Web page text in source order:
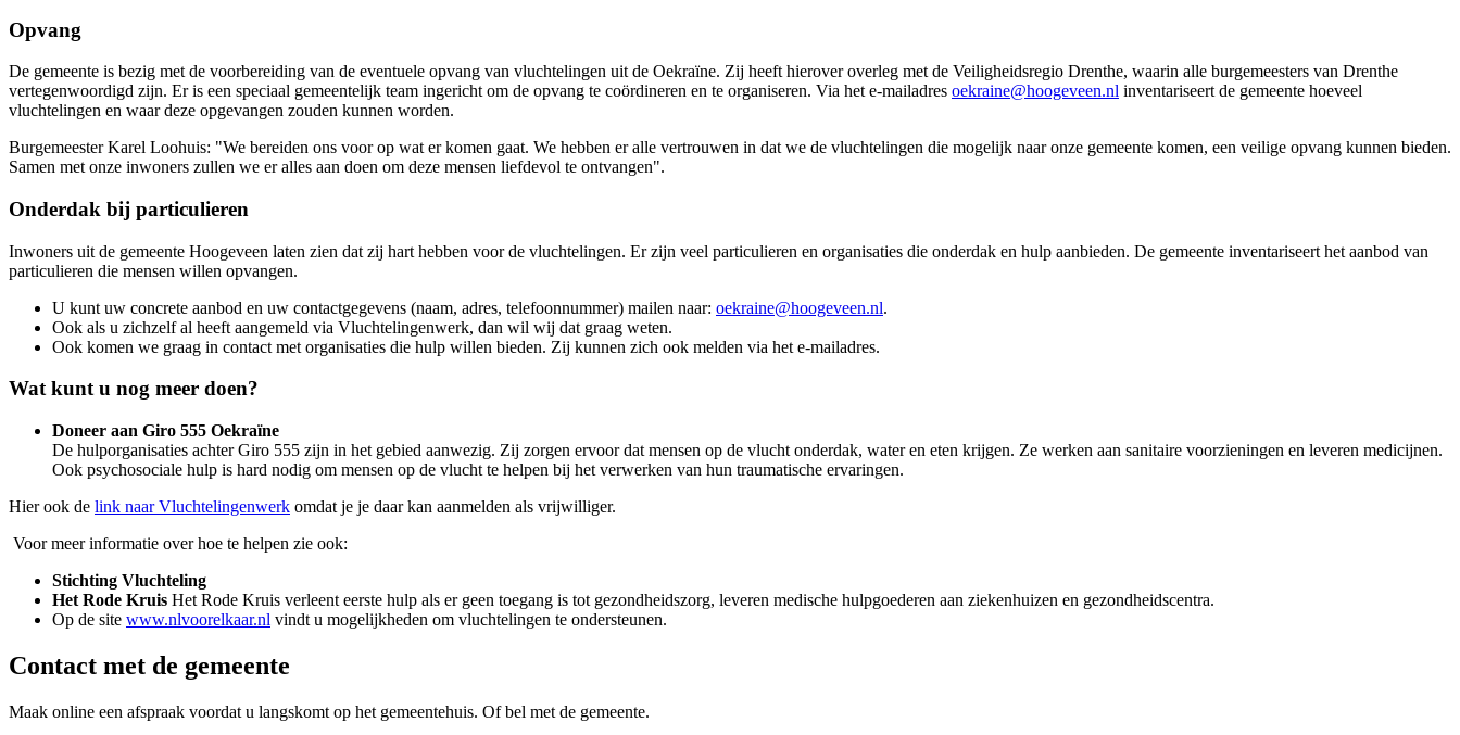
Opvang
De gemeente is bezig met de voorbereiding van de eventuele opvang van vluchtelingen uit de Oekraïne. Zij heeft hierover overleg met de Veiligheidsregio Drenthe, waarin alle burgemeesters van Drenthe
vertegenwoordigd zijn. Er is een speciaal gemeentelijk team ingericht om de opvang te coördineren en te organiseren. Via het e-mailadres oekraine@hoogeveen.nl inventariseert de gemeente hoeveel
vluchtelingen en waar deze opgevangen zouden kunnen worden.
Burgemeester Karel Loohuis: "We bereiden ons voor op wat er komen gaat. We hebben er alle vertrouwen in dat we de vluchtelingen die mogelijk naar onze gemeente komen, een veilige opvang kunnen bieden.
Samen met onze inwoners zullen we er alles aan doen om deze mensen liefdevol te ontvangen".
Onderdak bij particulieren
Inwoners uit de gemeente Hoogeveen laten zien dat zij hart hebben voor de vluchtelingen. Er zijn veel particulieren en organisaties die onderdak en hulp aanbieden. De gemeente inventariseert het aanbod van
particulieren die mensen willen opvangen.
U kunt uw concrete aanbod en uw contactgegevens (naam, adres, telefoonnummer) mailen naar: oekraine@hoogeveen.nl.
Ook als u zichzelf al heeft aangemeld via Vluchtelingenwerk, dan wil wij dat graag weten.
Ook komen we graag in contact met organisaties die hulp willen bieden. Zij kunnen zich ook melden via het e-mailadres.
Wat kunt u nog meer doen?
Doneer aan Giro 555 Oekraïne
De hulporganisaties achter Giro 555 zijn in het gebied aanwezig. Zij zorgen ervoor dat mensen op de vlucht onderdak, water en eten krijgen. Ze werken aan sanitaire voorzieningen en leveren medicijnen.
Ook psychosociale hulp is hard nodig om mensen op de vlucht te helpen bij het verwerken van hun traumatische ervaringen.
Hier ook de link naar Vluchtelingenwerk omdat je je daar kan aanmelden als vrijwilliger.
Voor meer informatie over hoe te helpen zie ook:
Stichting Vluchteling
Het Rode Kruis Het Rode Kruis verleent eerste hulp als er geen toegang is tot gezondheidszorg, leveren medische hulpgoederen aan ziekenhuizen en gezondheidscentra.
Op de site www.nlvoorelkaar.nl vindt u mogelijkheden om vluchtelingen te ondersteunen.
Contact met de gemeente
Maak online een afspraak voordat u langskomt op het gemeentehuis. Of bel met de gemeente.